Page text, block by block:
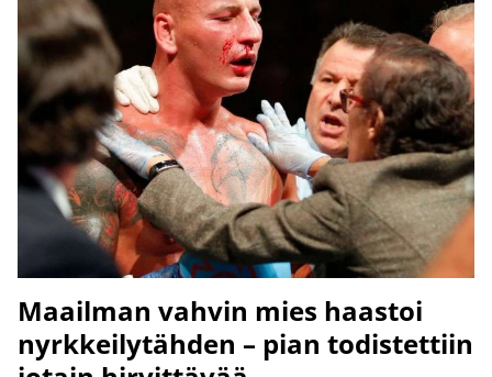
Maailman vahvin mies haastoi
nyrkkeilytähden – pian todistettiin